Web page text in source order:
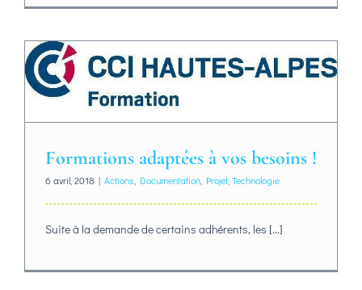
Formations adaptées à vos besoins !
6 avril, 2018 | Actions, Documentation, Projet,Technologie
Suite à la demande de certains adhérents, les [...]